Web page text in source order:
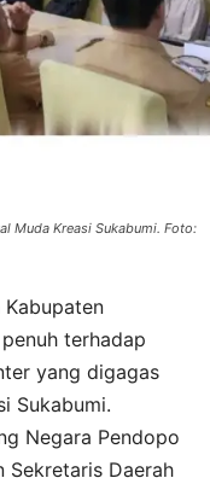
Muda Kreasi Sukabumi. Foto:
Kabupaten
terhadap
yang digagas
Sukabumi.
Negara Pendopo
Sekretaris Daerah